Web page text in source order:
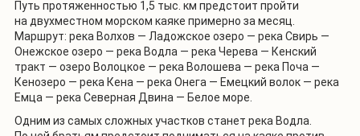
Путь протяженностью 1,5 тыс. км предстоит пройти
на двухместном морском каяке примерно за месяц.
Маршрут: река Волхов — Ладожское озеро — река Свирь —
Онежское озеро — река Водла — река Черева — Кенский
тракт — озеро Волоцкое — река Волошева — река Поча —
Кенозеро — река Кена — река Онега — Емецкий волок — река
Емца — река Северная Двина — Белое море.
Одним из самых сложных участков станет река Водла.